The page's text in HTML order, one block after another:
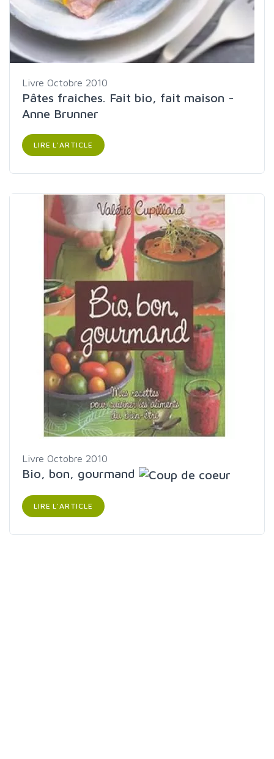
Livre Octobre 2010
Pâtes fraîches. Fait bio, fait maison -
Anne Brunner
LIRE L'ARTICLE
Livre Octobre 2010
Bio, bon, gourmand
LIRE L'ARTICLE